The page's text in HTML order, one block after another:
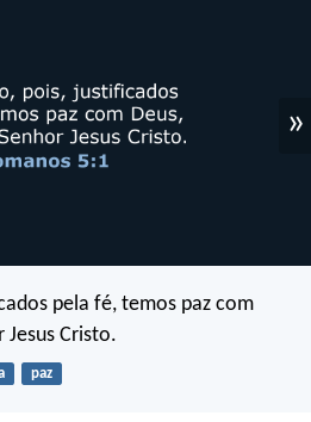
»
pela fé, temos paz com
Jesus Cristo.
paz